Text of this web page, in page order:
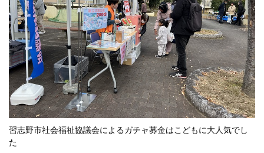
習志野市社会福祉協議会によるガチャ募金はこどもに大人気でし
た